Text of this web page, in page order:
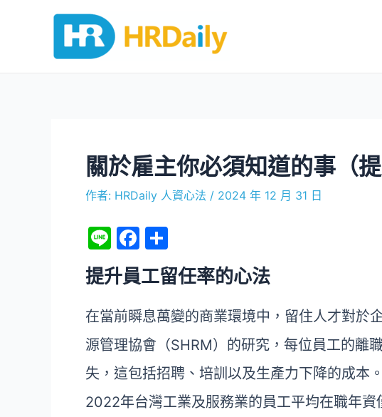
關於雇主你必須知道的事（
作者: HRDaily 人資心法 / 2024 年 12 月 31 日
Li
n
e
F
c
e
b
o
o
k
享
提升員工留任率的心法
在當前瞬息萬變的商業環境中，留住人才對於
源管理協會（SHRM）的研究，每位員工的離
失，這包括招聘、培訓以及生產力下降的成本
2022年台灣工業及服務業的員工平均在職年
navigation